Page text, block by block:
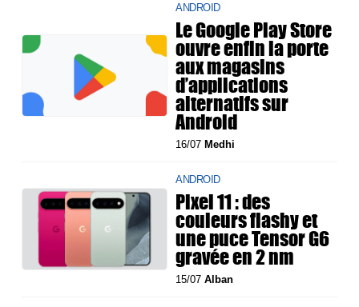
ANDROID
Le Google Play Store
ouvre enfin la porte
aux magasins
d’applications
alternatifs sur
Android
16/07Medhi
ANDROID
Pixel 11 : des
couleurs flashy et
une puce Tensor G6
gravée en 2 nm
15/07Alban